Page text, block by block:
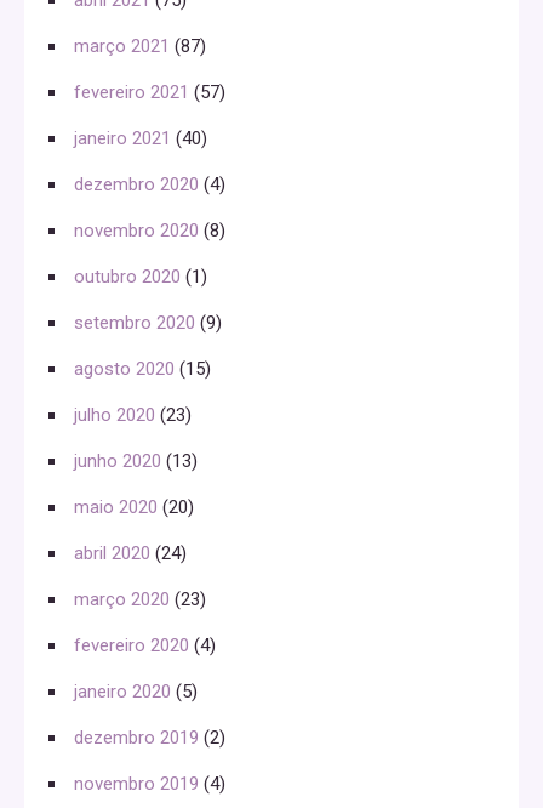
março 2021 (87)
fevereiro 2021 (57)
janeiro 2021 (40)
dezembro 2020 (4)
novembro 2020 (8)
outubro 2020 (1)
setembro 2020 (9)
agosto 2020 (15)
julho 2020 (23)
junho 2020 (13)
maio 2020 (20)
abril 2020 (24)
março 2020 (23)
fevereiro 2020 (4)
janeiro 2020 (5)
dezembro 2019 (2)
novembro 2019 (4)